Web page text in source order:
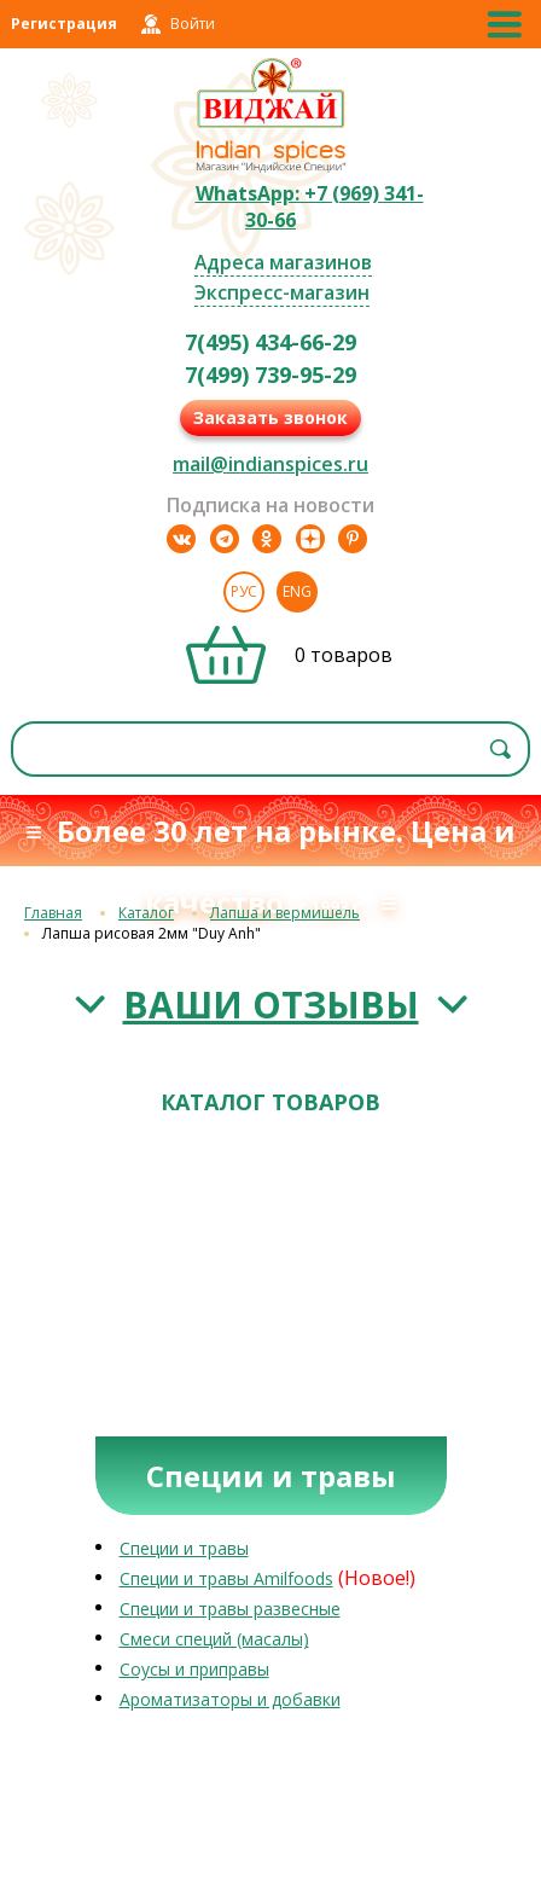
Регистрация Войти
WhatsApp: +7 (969) 341-
30-66
Адреса магазинов
Экспресс-магазин
7(495) 434-66-29
7(499) 739-95-29
Заказать звонок
mail@indianspices.ru
Подписка на новости
РУС ENG
0 товаров
≡ Более 30 лет на рынке. Цена и
качествос 1993 г. ≡
Главная Каталог
Лапша и вермишель
Лапша рисовая 2мм "Duy Anh"
ВАШИ ОТЗЫВЫ
КАТАЛОГ ТОВАРОВ
Специи и травы
Специи и травы
Специи и травы Amilfoods (Новое!)
Специи и травы развесные
Смеси специй (масалы)
Соусы и приправы
Ароматизаторы и добавки